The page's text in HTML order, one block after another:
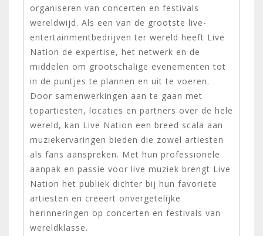
organiseren van concerten en festivals
wereldwijd. Als een van de grootste live-
entertainmentbedrijven ter wereld heeft Live
Nation de expertise, het netwerk en de
middelen om grootschalige evenementen tot
in de puntjes te plannen en uit te voeren.
Door samenwerkingen aan te gaan met
topartiesten, locaties en partners over de hele
wereld, kan Live Nation een breed scala aan
muziekervaringen bieden die zowel artiesten
als fans aanspreken. Met hun professionele
aanpak en passie voor live muziek brengt Live
Nation het publiek dichter bij hun favoriete
artiesten en creëert onvergetelijke
herinneringen op concerten en festivals van
wereldklasse.